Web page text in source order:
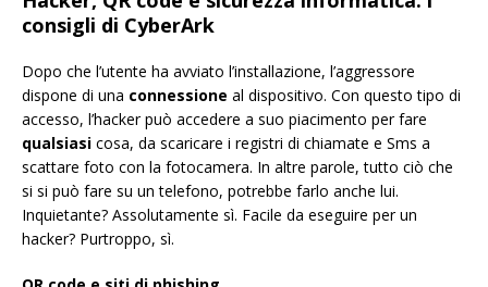
consigli di CyberArk
Dopo che l’utente ha avviato l’installazione, l’aggressore
dispone di una connessione al dispositivo. Con questo tipo di
accesso, l’hacker può accedere a suo piacimento per fare
qualsiasi cosa, da scaricare i registri di chiamate e Sms a
scattare foto con la fotocamera. In altre parole, tutto ciò che
si si può fare su un telefono, potrebbe farlo anche lui.
Inquietante? Assolutamente sì. Facile da eseguire per un
hacker? Purtroppo, sì.